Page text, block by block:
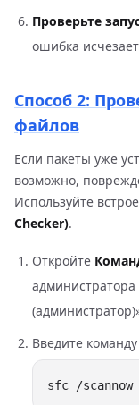
Проверьте
ошибка
Способ 2:
файлов
Если пакеты уже
возможно,
Используйте
Checker).
Откройте
Введите